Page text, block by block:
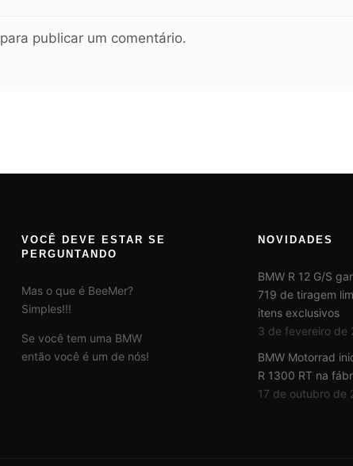
para publicar um comentário.
VOCÊ DEVE ESTAR SE
PERGUNTANDO
Mas o que é BeeMer?
Simples!!!
Se você tem uma BMW
então você é um de nós!
NOVIDADES
BMW R 12 G/S
719 de tiragem
itens exclusivos
3 de fevereiro de
BMW Motorrad
R 1300 RT na
17 de outubro de